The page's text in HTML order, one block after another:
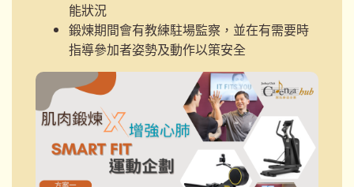
能狀況
鍛煉期間會有教練駐場監察，並在有需要時
指導參加者姿勢及動作以策安全